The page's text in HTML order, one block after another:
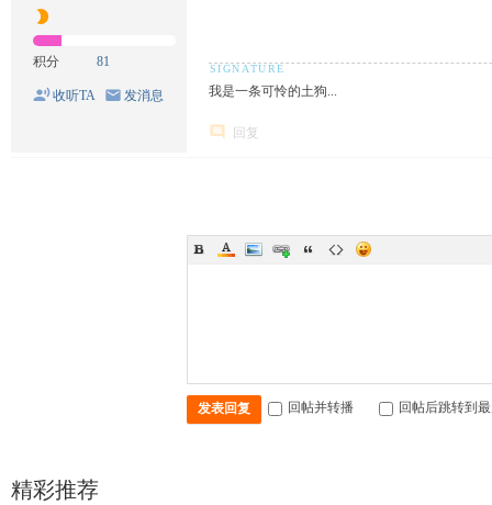
积分 81
收听TA 发消息 我是一条可怜的土狗...
回复
发表回复 回帖并转播 回帖后跳转到
精彩推荐